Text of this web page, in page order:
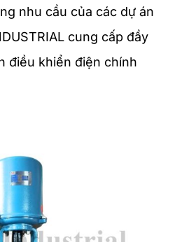
nhu cầu của các dự án
cung cấp đầy
điều khiển điện chính